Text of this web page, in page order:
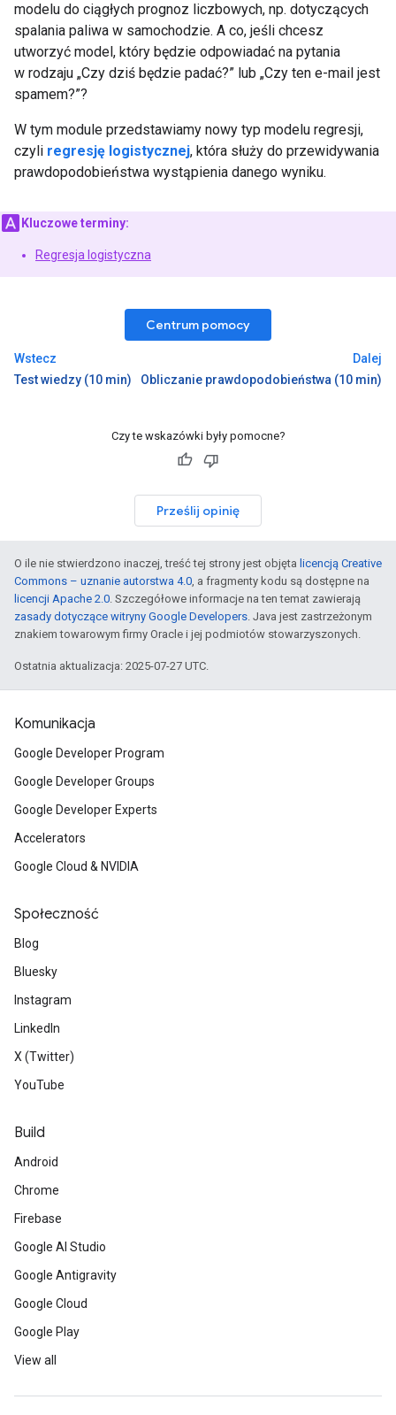
modelu do ciągłych prognoz liczbowych, np. dotyczących
spalania paliwa w samochodzie. A co, jeśli chcesz
utworzyć model, który będzie odpowiadać na pytania
w rodzaju „Czy dziś będzie padać?” lub „Czy ten e-mail jest
spamem?”?
W tym module przedstawiamy nowy typ modelu regresji,
czyli regresję logistycznej, która służy do przewidywania
prawdopodobieństwa wystąpienia danego wyniku.
Kluczowe terminy:
Regresja logistyczna
Centrum pomocy
Wstecz
Test wiedzy (10 min)
Dalej
Obliczanie prawdopodobieństwa (10 min)
Czy te wskazówki były pomocne?
Prześlij opinię
O ile nie stwierdzono inaczej, treść tej strony jest objęta licencją Creative
Commons – uznanie autorstwa 4.0, a fragmenty kodu są dostępne na
licencji Apache 2.0. Szczegółowe informacje na ten temat zawierają
zasady dotyczące witryny Google Developers. Java jest zastrzeżonym
znakiem towarowym firmy Oracle i jej podmiotów stowarzyszonych.
Ostatnia aktualizacja: 2025-07-27 UTC.
Komunikacja
Google Developer Program
Google Developer Groups
Google Developer Experts
Accelerators
Google Cloud & NVIDIA
Społeczność
Blog
Bluesky
Instagram
LinkedIn
X (Twitter)
YouTube
Build
Android
Chrome
Firebase
Google AI Studio
Google Antigravity
Google Cloud
Google Play
View all